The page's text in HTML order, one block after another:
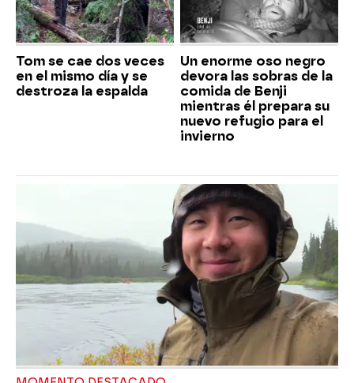
Tom se cae dos veces
en el mismo día y se
destroza la espalda
Un enorme oso negro
devora las sobras de la
comida de Benji
mientras él prepara su
nuevo refugio para el
invierno